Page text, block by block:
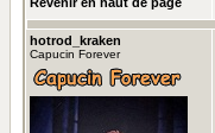
hotrod_kraken
Capucin Forever